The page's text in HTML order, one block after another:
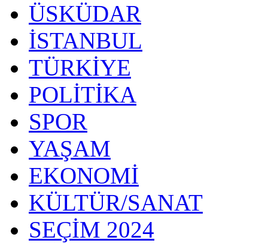
ÜSKÜDAR
İSTANBUL
TÜRKİYE
POLİTİKA
SPOR
YAŞAM
EKONOMİ
KÜLTÜR/SANAT
SEÇİM 2024